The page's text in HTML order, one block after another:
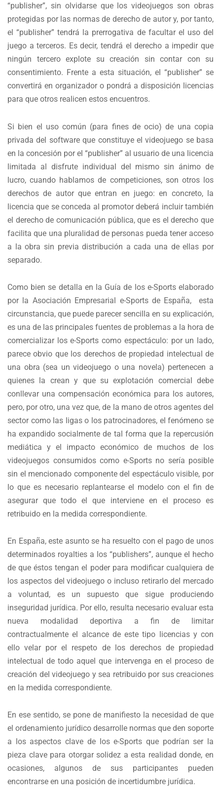
“publisher”, sin olvidarse que los videojuegos son obras
protegidas por las normas de derecho de autor y, por tanto,
el “publisher” tendrá la prerrogativa de facultar el uso del
juego a terceros. Es decir, tendrá el derecho a impedir que
ningún tercero explote su creación sin contar con su
consentimiento. Frente a esta situación, el “publisher” se
convertirá en organizador o pondrá a disposición licencias
para que otros realicen estos encuentros.
Si bien el uso común (para fines de ocio) de una copia
privada del software que constituye el videojuego se basa
en la concesión por el “publisher” al usuario de una licencia
limitada al disfrute individual del mismo sin ánimo de
lucro, cuando hablamos de competiciones, son otros los
derechos de autor que entran en juego: en concreto, la
licencia que se conceda al promotor deberá incluir también
el derecho de comunicación pública, que es el derecho que
facilita que una pluralidad de personas pueda tener acceso
a la obra sin previa distribución a cada una de ellas por
separado.
Como bien se detalla en la Guía de los e-Sports elaborado
por la Asociación Empresarial e-Sports de España, esta
circunstancia, que puede parecer sencilla en su explicación,
es una de las principales fuentes de problemas a la hora de
comercializar los e-Sports como espectáculo: por un lado,
parece obvio que los derechos de propiedad intelectual de
una obra (sea un videojuego o una novela) pertenecen a
quienes la crean y que su explotación comercial debe
conllevar una compensación económica para los autores,
pero, por otro, una vez que, de la mano de otros agentes del
sector como las ligas o los patrocinadores, el fenómeno se
ha expandido socialmente de tal forma que la repercusión
mediática y el impacto económico de muchos de los
videojuegos consumidos como e-Sports no sería posible
sin el mencionado componente del espectáculo visible, por
lo que es necesario replantearse el modelo con el fin de
asegurar que todo el que interviene en el proceso es
retribuido en la medida correspondiente.
En España, este asunto se ha resuelto con el pago de unos
determinados royalties a los “publishers”, aunque el hecho
de que éstos tengan el poder para modificar cualquiera de
los aspectos del videojuego o incluso retirarlo del mercado
a voluntad, es un supuesto que sigue produciendo
inseguridad jurídica. Por ello, resulta necesario evaluar esta
nueva modalidad deportiva a fin de limitar
contractualmente el alcance de este tipo licencias y con
ello velar por el respeto de los derechos de propiedad
intelectual de todo aquel que intervenga en el proceso de
creación del videojuego y sea retribuido por sus creaciones
en la medida correspondiente.
En ese sentido, se pone de manifiesto la necesidad de que
el ordenamiento jurídico desarrolle normas que den soporte
a los aspectos clave de los e-Sports que podrían ser la
pieza clave para otorgar solidez a esta realidad donde, en
ocasiones, algunos de sus participantes pueden
encontrarse en una posición de incertidumbre jurídica.